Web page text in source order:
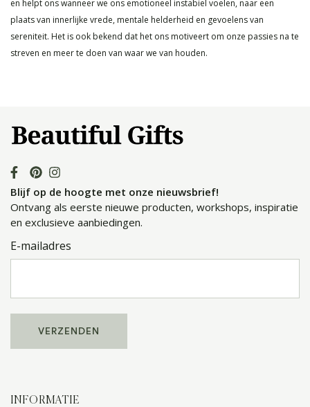
en helpt ons wanneer we ons emotioneel instabiel voelen, naar een
plaats van innerlijke vrede, mentale helderheid en gevoelens van
sereniteit. Het is ook bekend dat het ons motiveert om onze passies na te
streven en meer te doen van waar we van houden.
Blijf op de hoogte met onze nieuwsbrief!
Ontvang als eerste nieuwe producten, workshops, inspiratie
en exclusieve aanbiedingen.
E-mailadres
INFORMATIE